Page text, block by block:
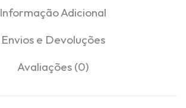
Informação Adicional
Envios e Devoluções
Avaliações (0)